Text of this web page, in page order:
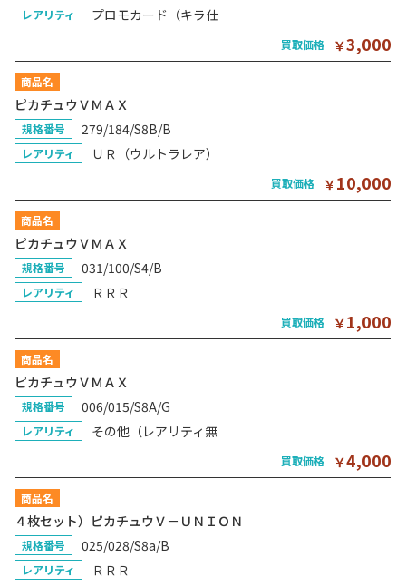
レアリティ プロモカード（キラ仕
買取価格 ￥3,000
商品名
ピカチュウＶＭＡＸ
規格番号 279/184/S8B/B
レアリティ ＵＲ（ウルトラレア）
買取価格 ￥10,000
商品名
ピカチュウＶＭＡＸ
規格番号 031/100/S4/B
レアリティ ＲＲＲ
買取価格 ￥1,000
商品名
ピカチュウＶＭＡＸ
規格番号 006/015/S8A/G
レアリティ その他（レアリティ無
買取価格 ￥4,000
商品名
４枚セット）ピカチュウＶ－ＵＮＩＯＮ
規格番号 025/028/S8a/B
レアリティ ＲＲＲ